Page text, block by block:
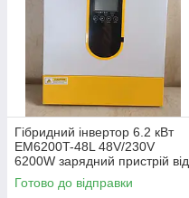
Гібридний інвертор 6.2 кВт
EM6200T-48L 48V/230V
6200W зарядний пристрій від
мережі MPPT контролер для
сонячних панелей
Готово до відправки